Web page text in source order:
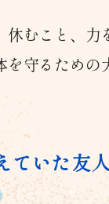
むこと、力
を守るための
ていた友人